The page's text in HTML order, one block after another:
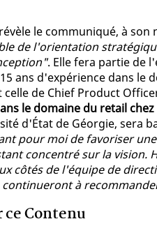
le communiqué, à son
de l'orientation
. Elle fera partie de
ans d'expérience dans le
celle de Chief Product
le domaine du retail
d'État de Géorgie, sera
pour moi de favoriser
concentré sur la vision.
côtés de l'équipe de
continueront à
ce Contenu